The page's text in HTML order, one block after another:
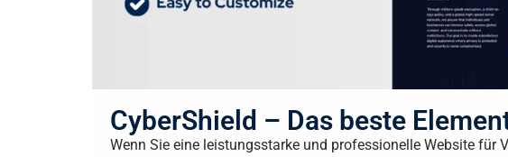
CyberShield – Das beste
Wenn Sie eine leistungsstarke und professionelle Website für